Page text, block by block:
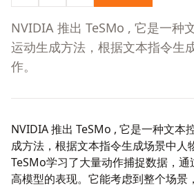
NVIDIA 推出 TeSMo , 它是一种
运动生成方法，根据文本指令生
作。
NVIDIA 推出 TeSMo , 它是一种文本
成方法，根据文本指令生成场景中人
TeSMo学习了大量动作捕捉数据，
高模型的表现。它能考虑到整个场景